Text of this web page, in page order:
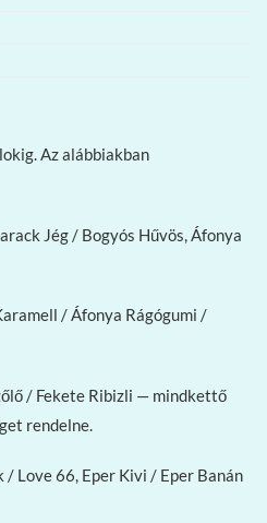
Az alábbiakban
Jég / Bogyós Hűvös, Áfonya
/ Áfonya Rágógumi /
/ Fekete Ribizli — mindkettő
rendelne.
Love 66, Eper Kivi / Eper Banán